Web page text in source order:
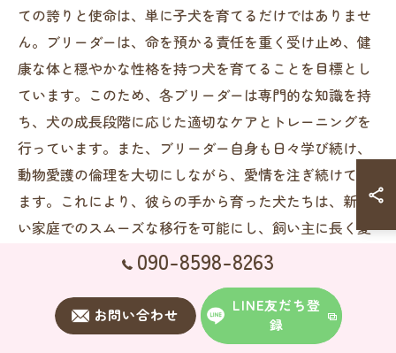
ての誇りと使命は、単に子犬を育てるだけではありませ
ん。ブリーダーは、命を預かる責任を重く受け止め、健
康な体と穏やかな性格を持つ犬を育てることを目標とし
ています。このため、各ブリーダーは専門的な知識を持
ち、犬の成長段階に応じた適切なケアとトレーニングを
行っています。また、ブリーダー自身も日々学び続け、
動物愛護の倫理を大切にしながら、愛情を注ぎ続けてい
ます。これにより、彼らの手から育った犬たちは、新し
い家庭でのスムーズな移行を可能にし、飼い主に長く愛
される存在となるのです。ブリーダーの誇りと使命は、
以上の価値を持っています。
090-8598-8263
お問い合わせ
LINE友だち登
録